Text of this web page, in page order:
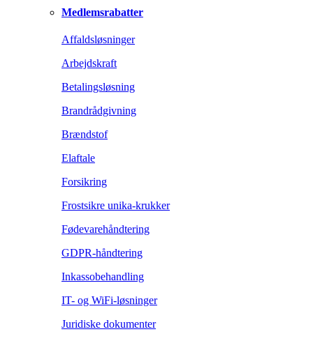
Medlemsrabatter
Affaldsløsninger
Arbejdskraft
Betalingsløsning
Brandrådgivning
Brændstof
Elaftale
Forsikring
Frostsikre unika-krukker
Fødevarehåndtering
GDPR-håndtering
Inkassobehandling
IT- og WiFi-løsninger
Juridiske dokumenter